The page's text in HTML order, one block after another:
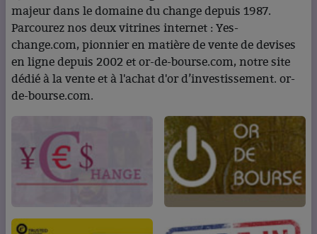
majeur dans le domaine du change depuis 1987.
Parcourez nos deux vitrines internet : Yes-
change.com, pionnier en matière de vente de devises
en ligne depuis 2002 et or-de-bourse.com, notre site
dédié à la vente et à l'achat d'or d’investissement. or-
de-bourse.com.